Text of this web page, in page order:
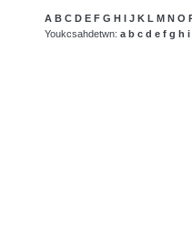
A B C D E F G H I J K L M N O
Youkcsahdetwn: a b c d e f g h i